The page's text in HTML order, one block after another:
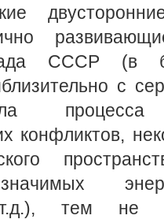
СССР (в
с
процесса
конфликтов,
тем не